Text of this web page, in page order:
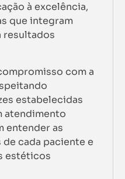
à excelência,
que integram
resultados
com a
estabelecidas
atendimento
entender as
cada paciente e
estéticos